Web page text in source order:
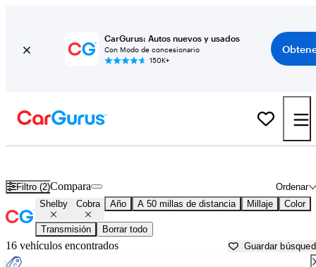
CarGurus: Autos nuevos y usados
Con Modo de concesionario
150K+
Filtro (2) Ordenar
Compara
Shelby Cobra Año A 50 millas de distancia Millaje Color
Transmisión Borrar todo
16 vehículos encontrados Guardar